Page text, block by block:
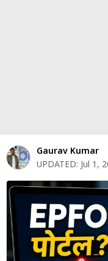
शेयर
बाज़ार
ट्रेंडिंग
बिजनेस
न्यूज
वीडियो
Gaurav Kumar
UPDATED: Jul 1,